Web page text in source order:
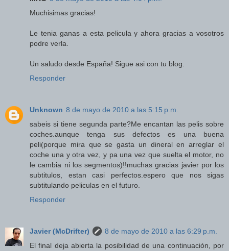
Muchisimas gracias!
Le tenia ganas a esta pelicula y ahora gracias a vosotros
podre verla.
Un saludo desde España! Sigue asi con tu blog.
Responder
Unknown 8 de mayo de 2010 a las 5:15 p.m.
sabeis si tiene segunda parte?Me encantan las pelis sobre
coches.aunque tenga sus defectos es una buena
peli(porque mira que se gasta un dineral en arreglar el
coche una y otra vez, y pa una vez que suelta el motor, no
le cambia ni los segmentos)!!muchas gracias javier por los
subtitulos, estan casi perfectos.espero que nos sigas
subtitulando peliculas en el futuro.
Responder
Javier (McDrifter)
8 de mayo de 2010 a las 6:29 p.m.
El final deja abierta la posibilidad de una continuación, por